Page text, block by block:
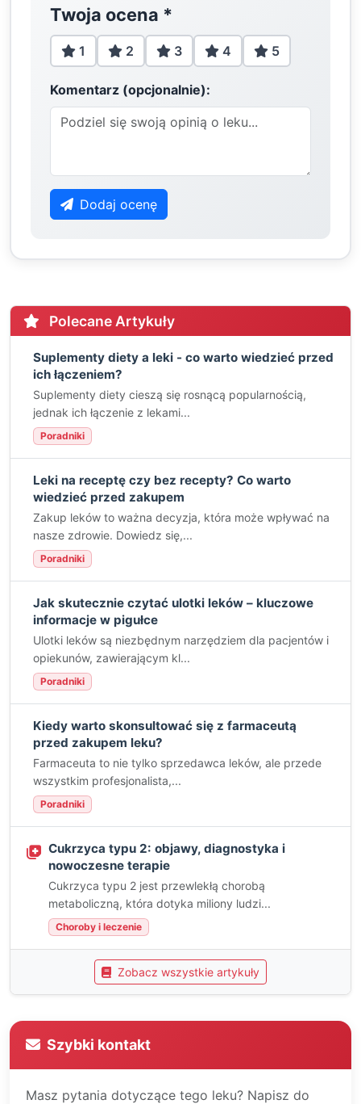
Twoja ocena *
1 2 3 4 5
Komentarz (opcjonalnie):
Dodaj ocenę
Polecane Artykuły
Suplementy diety a leki - co warto wiedzieć przed
ich łączeniem?
Suplementy diety cieszą się rosnącą popularnością,
jednak ich łączenie z lekami...
Poradniki
Leki na receptę czy bez recepty? Co warto
wiedzieć przed zakupem
Zakup leków to ważna decyzja, która może wpływać na
nasze zdrowie. Dowiedz się,...
Poradniki
Jak skutecznie czytać ulotki leków – kluczowe
informacje w pigułce
Ulotki leków są niezbędnym narzędziem dla pacjentów i
opiekunów, zawierającym kl...
Poradniki
Kiedy warto skonsultować się z farmaceutą
przed zakupem leku?
Farmaceuta to nie tylko sprzedawca leków, ale przede
wszystkim profesjonalista,...
Poradniki
Cukrzyca typu 2: objawy, diagnostyka i
nowoczesne terapie
Cukrzyca typu 2 jest przewlekłą chorobą
metaboliczną, która dotyka miliony ludzi...
Choroby i leczenie
Zobacz wszystkie artykuły
Szybki kontakt
Masz pytania dotyczące tego leku? Napisz do